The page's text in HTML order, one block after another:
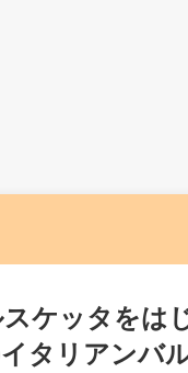
ケッタをは
イタリアン